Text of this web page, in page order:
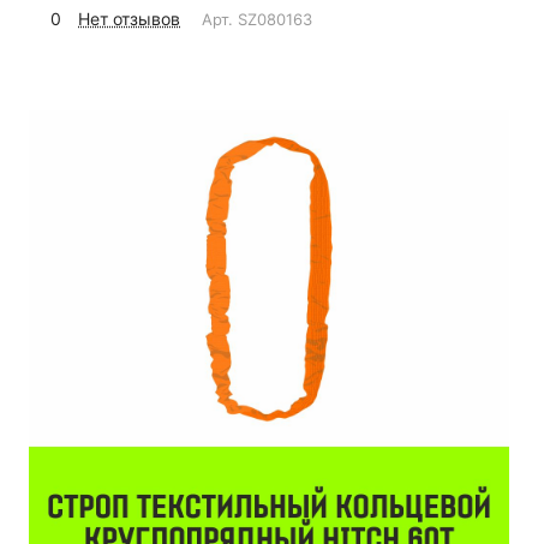
0 Нет отзывов Арт. SZ080163